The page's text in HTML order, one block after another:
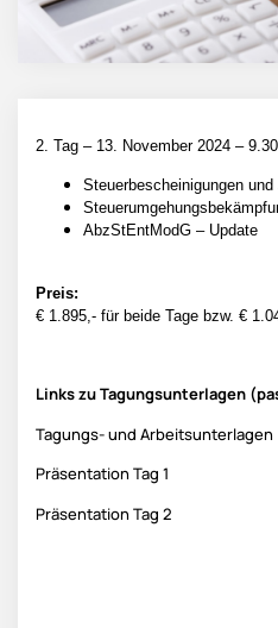
2. Tag – 13. November 2024 –
Steuerbescheinigungen
AbzStEntModG – Update
Preis:
€ 1.895,- für beide Tage bzw. €
Links zu Tagungsunterlagen
Tagungs- und Arbeitsunterlagen
Präsentation Tag 1
Präsentation Tag 2